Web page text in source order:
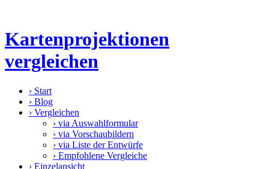
Kartenprojektionen
vergleichen
› Start
› Blog
› Vergleichen
› via Auswahlformular
› via Vorschaubildern
› via Liste der Entwürfe
› Empfohlene Vergleiche
› Einzelansicht